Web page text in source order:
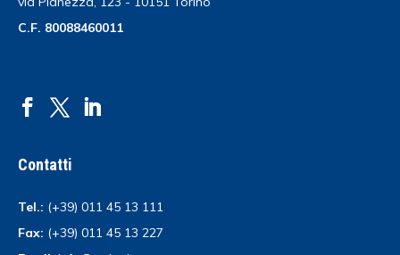
C.F. 80088460011
Contatti
Tel.: (+39) 011 45 13 111
Fax: (+39) 011 45 13 227